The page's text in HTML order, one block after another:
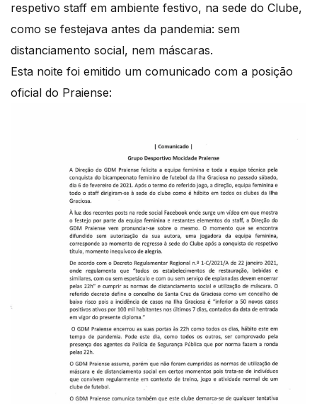
respetivo staff em ambiente festivo, na sede do Clube,
como se festejava antes da pandemia: sem
distanciamento social, nem máscaras.
Esta noite foi emitido um comunicado com a posição
oficial do Praiense: